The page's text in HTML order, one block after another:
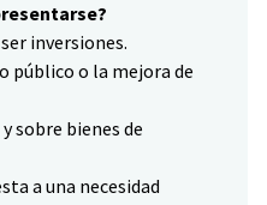
inversiones.
público o la mejora de
sobre bienes de
a una necesidad